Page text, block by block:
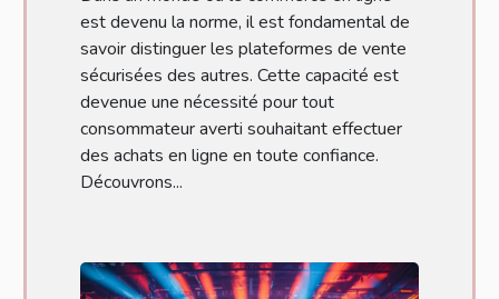
est devenu la norme, il est fondamental de
savoir distinguer les plateformes de vente
sécurisées des autres. Cette capacité est
devenue une nécessité pour tout
consommateur averti souhaitant effectuer
des achats en ligne en toute confiance.
Découvrons...